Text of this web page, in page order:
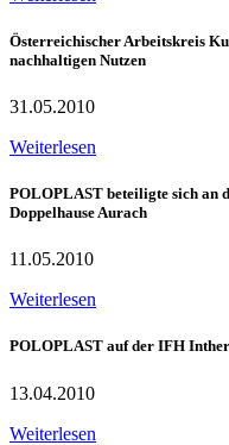
Österreichischer Arbeitskreis
nachhaltigen Nutzen
31.05.2010
Weiterlesen
POLOPLAST beteiligte sich an
Doppelhause Aurach
11.05.2010
Weiterlesen
POLOPLAST auf der IFH
13.04.2010
Weiterlesen